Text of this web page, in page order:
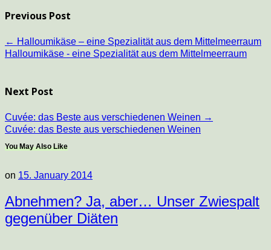
Previous Post
← Halloumikäse – eine Spezialität aus dem Mittelmeerraum
Halloumikäse - eine Spezialität aus dem Mittelmeerraum
Next Post
Cuvée: das Beste aus verschiedenen Weinen →
Cuvée: das Beste aus verschiedenen Weinen
You May Also Like
on 15. January 2014
Abnehmen? Ja, aber… Unser Zwiespalt
gegenüber Diäten